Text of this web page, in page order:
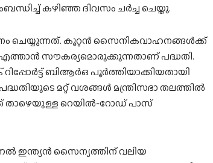
കഴിഞ്ഞ ദിവസം ചര്‍ച്ച ചെയ്തു.
ചെയ്യുന്നത്. കൂറ്റന്‍ സൈനികവാഹനങ്ങള്‍ക്ക്
സൗകര്യമൊരുക്കുന്നതാണ് പദ്ധതി.
ബിആര്‍ഒ പൂര്‍ത്തിയാക്കിയതായി
മറ്റ് വശങ്ങള്‍ മന്ത്രിസഭാ തലത്തില്‍
താഴെയുള്ള റെയില്‍-റോഡ് പാസ്
ഇന്ത്യന്‍ സൈന്യത്തിന് വലിയ